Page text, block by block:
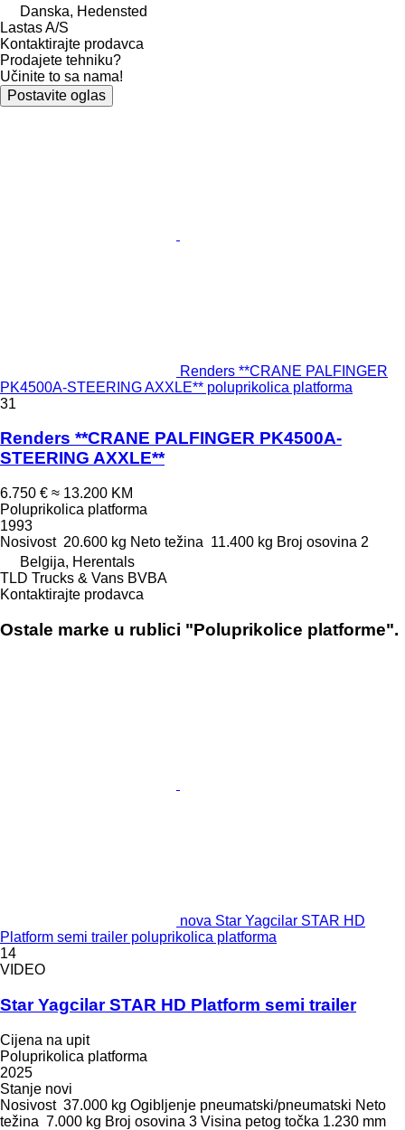
Danska, Hedensted
Lastas A/S
Kontaktirajte prodavca
Prodajete tehniku?
Učinite to sa nama!
Postavite oglas
Renders **CRANE PALFINGER
PK4500A-STEERING AXXLE** poluprikolica platforma
31
Renders **CRANE PALFINGER PK4500A-
STEERING AXXLE**
6.750 € ≈ 13.200 KM
Poluprikolica platforma
1993
Nosivost 20.600 kg Neto težina 11.400 kg Broj osovina 2
Belgija, Herentals
TLD Trucks & Vans BVBA
Kontaktirajte prodavca
Ostale marke u rublici "Poluprikolice platforme".
nova Star Yagcilar STAR HD
Platform semi trailer poluprikolica platforma
14
VIDEO
Star Yagcilar STAR HD Platform semi trailer
Cijena na upit
Poluprikolica platforma
2025
Stanje novi
Nosivost 37.000 kg Ogibljenje pneumatski/pneumatski Neto
težina 7.000 kg Broj osovina 3 Visina petog točka 1.230 mm